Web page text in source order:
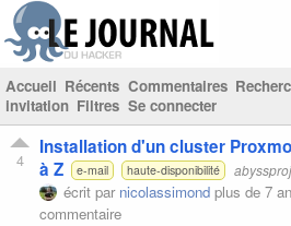
Accueil Récents Commentaires
invitation Filtres Se connecter
4
Installation d'un cluster
à Z
e-mail haute-disponibilité
écrit par nicolassimond plus de 7
commentaire